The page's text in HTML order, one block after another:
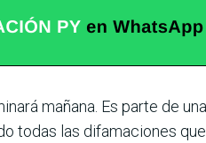
mañana. Es parte de
todas las difamaciones